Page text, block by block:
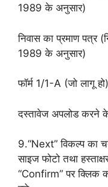
1989 के अनुसार)
निवास का प्रमाण पत्र
1989 के अनुसार)
फॉर्म 1/1-A (जो लागू हो)
दस्‍तावेज अपलोड करने
9.“Next” विकल्‍प का
साइज फोटो तथा
“Confirm” पर क्लिक